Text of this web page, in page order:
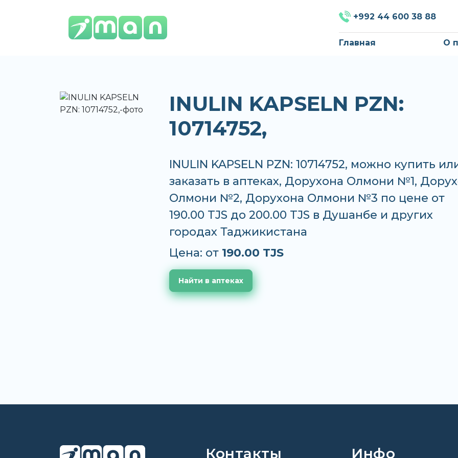
+992 44 600 38 88
Главная О
INULIN KAPSELN PZN:
10714752,
INULIN KAPSELN PZN: 10714752, можно купить
заказать в аптеках, Дорухона Олмони №1,
Олмони №2, Дорухона Олмони №3 по цене от
190.00 TJS до 200.00 TJS в Душанбе и других
городах Таджикистана
Цена: от 190.00 TJS
Найти в аптеках
Контакты Инфо